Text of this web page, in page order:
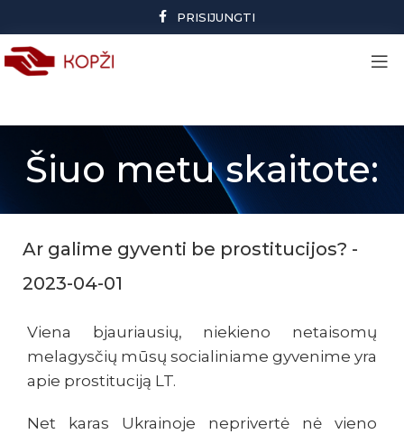
PRISIJUNGTI
Šiuo metu skaitote:
Ar galime gyventi be prostitucijos? -
2023-04-01
Viena bjauriausių, niekieno netaisomų
melagysčių mūsų socialiniame gyvenime yra
apie prostituciją LT.
Net karas Ukrainoje neprivertė nė vieno